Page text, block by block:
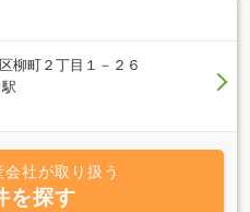
柳町２丁目１－２６
社が取り扱う
を探す